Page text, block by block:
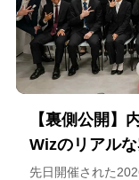
【裏側公開】
Wizのリアル
先日開催された